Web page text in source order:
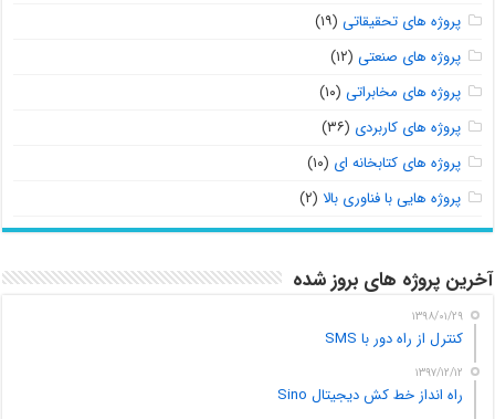
پروژه های تحقیقاتی (۱۹)
پروژه های صنعتی (۱۲)
پروژه های مخابراتی (۱۰)
پروژه های کاربردی (۳۶)
پروژه های کتابخانه ای (۱۰)
پروژه هایی با فناوری بالا (۲)
آخرین پروژه های بروز شده
۱۳۹۸/۰۱/۲۹
کنترل از راه دور با SMS
۱۳۹۷/۱۲/۱۲
راه انداز خط کش دیجیتال Sino